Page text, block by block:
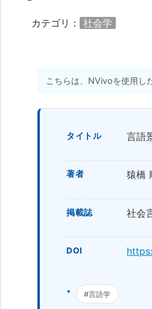
カテゴリ： 社会学
こちらは、NVivoを使用し
タイトル 言語
著者 猿橋
掲載誌 社会
DOI
#言語学